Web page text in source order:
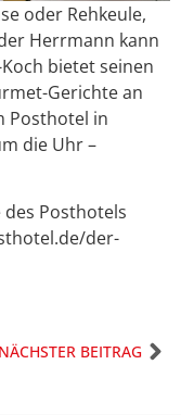
oder Rehkeule,
Herrmann kann
bietet seinen
Gerichte an
Posthotel in
die Uhr –
Posthotels
der-
NÄCHSTER BEITRAG